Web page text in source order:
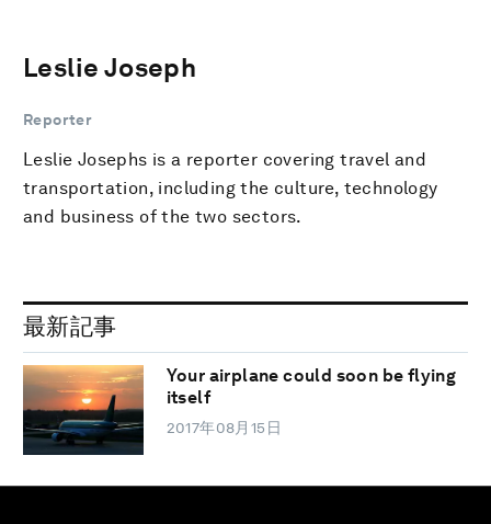
Leslie Joseph
Reporter
Leslie Josephs is a reporter covering travel and
transportation, including the culture, technology
and business of the two sectors.
最新記事
Your airplane could soon be flying
itself
2017年08月15日